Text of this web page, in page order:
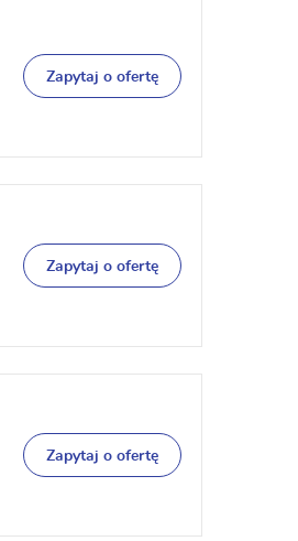
Zapytaj o ofertę
Zapytaj o ofertę
Zapytaj o ofertę